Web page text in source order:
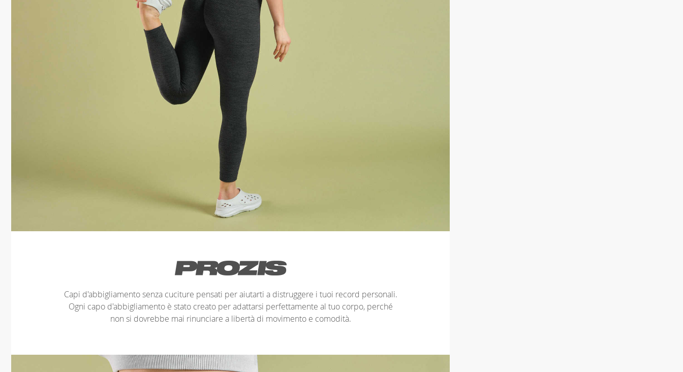
Capi d'abbigliamento senza cuciture pensati per aiutarti a distruggere i tuoi record personali.
Ogni capo d'abbigliamento è stato creato per adattarsi perfettamente al tuo corpo, perché
non si dovrebbe mai rinunciare a libertà di movimento e comodità.